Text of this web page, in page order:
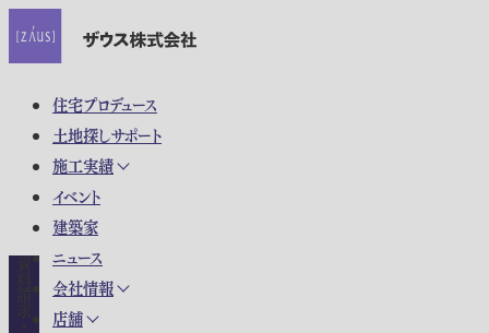
住宅プロデュース
土地探しサポート
施工実績
イベント
建築家
ニュース
会社情報
店舗